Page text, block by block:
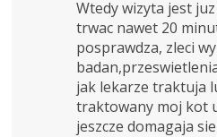
Wtedy wizyta jest
trwac nawet 20
posprawdza, zleci
jak lekarze traktuja
traktowany moj kot
jeszcze domagaja